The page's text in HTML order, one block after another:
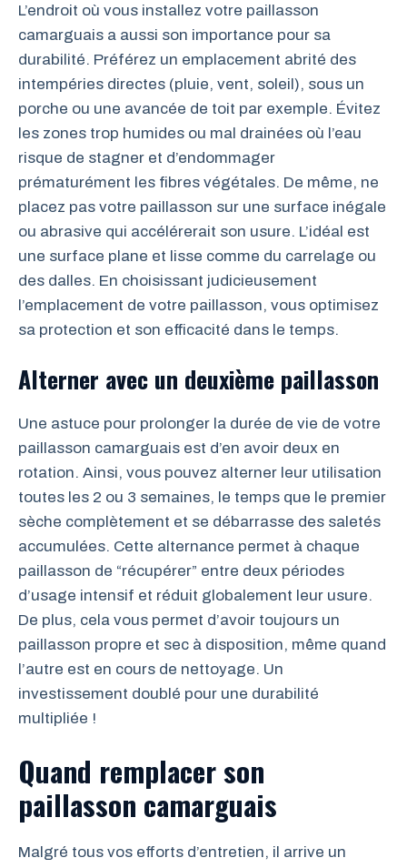
L’endroit où vous installez votre paillasson
camarguais a aussi son importance pour sa
durabilité. Préférez un emplacement abrité des
intempéries directes (pluie, vent, soleil), sous un
porche ou une avancée de toit par exemple. Évitez
les zones trop humides ou mal drainées où l’eau
risque de stagner et d’endommager
prématurément les fibres végétales. De même, ne
placez pas votre paillasson sur une surface inégale
ou abrasive qui accélérerait son usure. L’idéal est
une surface plane et lisse comme du carrelage ou
des dalles. En choisissant judicieusement
l’emplacement de votre paillasson, vous optimisez
sa protection et son efficacité dans le temps.
Alterner avec un deuxième paillasson
Une astuce pour prolonger la durée de vie de votre
paillasson camarguais est d’en avoir deux en
rotation. Ainsi, vous pouvez alterner leur utilisation
toutes les 2 ou 3 semaines, le temps que le premier
sèche complètement et se débarrasse des saletés
accumulées. Cette alternance permet à chaque
paillasson de “récupérer” entre deux périodes
d’usage intensif et réduit globalement leur usure.
De plus, cela vous permet d’avoir toujours un
paillasson propre et sec à disposition, même quand
l’autre est en cours de nettoyage. Un
investissement doublé pour une durabilité
multipliée !
Quand remplacer son
paillasson camarguais
Malgré tous vos efforts d’entretien, il arrive un